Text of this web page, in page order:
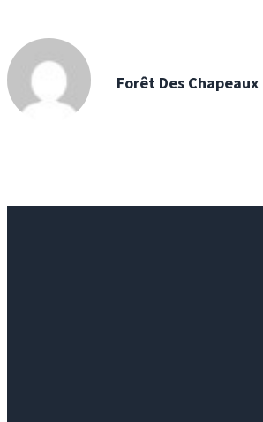
Forêt Des Chapeaux